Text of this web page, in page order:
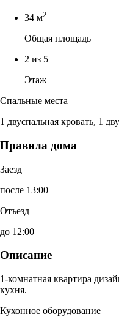
34 м2
Общая площадь
2 из 5
Этаж
Спальные места
1 двуспальная кровать, 1
Правила дома
Заезд
после 13:00
Отъезд
до 12:00
Описание
1-комнатная квартира
кухня.
Кухонное оборудование